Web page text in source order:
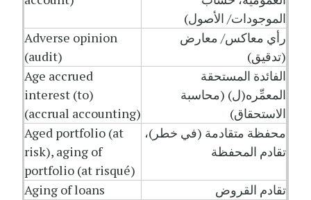
الموجودات/ الأصول)
رأي معاكس/ معارض
(تدقيق)
Adverse opinion
(audit)
الفائدة المستحقة
المعمِّره(ل) (محاسبة
الاستحقاق)
Age accrued
interest (to)
(accrual accounting)
محفظة متقادمة (في خطر)،
تقادم المحفظة
Aged portfolio (at
risk), aging of
portfolio (at risqué)
تقادم القروض
Aging of loans